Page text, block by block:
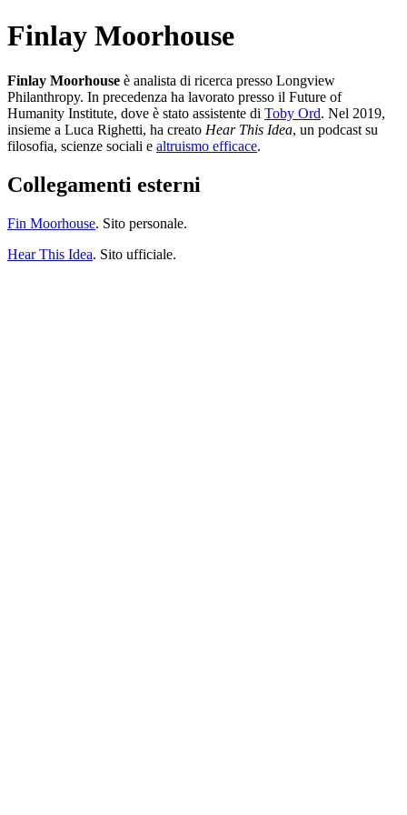
Finlay Moorhouse
Finlay Moorhouse è analista di ricerca presso Longview
Philanthropy. In precedenza ha lavorato presso il Future of
Humanity Institute, dove è stato assistente di Toby Ord. Nel 2019,
insieme a Luca Righetti, ha creato Hear This Idea, un podcast su
filosofia, scienze sociali e altruismo efficace.
Collegamenti esterni
Fin Moorhouse. Sito personale.
Hear This Idea. Sito ufficiale.